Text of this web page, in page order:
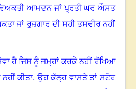
ਆਮਦਨ ਜਾਂ ਪ੍ਰਤੀ ਘਰ ਔਸਤ
ਜਾਂ ਰੁਜ਼ਗਾਰ ਦੀ ਸਹੀ ਤਸਵੀਰ ਨਹੀਂ
ਹੈ ਜਿਸ ਨੂੰ ਜਮ੍ਹਾਂ ਕਰਕੇ ਨਹੀਂ ਰੱਖਿਆ
ਕੀਤਾ, ਉਹ ਕੱਲ੍ਹ ਵਾਸਤੇ ਤਾਂ ਸਟੋਰ